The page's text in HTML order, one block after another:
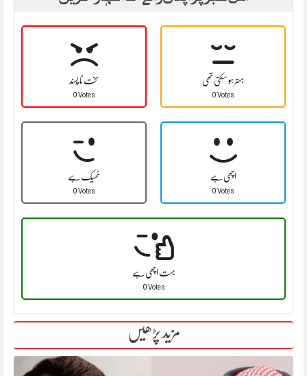
سخت نا پسند
0 Votes
بہتر ہو سکتی تھی
0 Votes
ٹھیک ہے
0 Votes
اچھی ہے
0 Votes
بہت اچھی ہے
0 Votes
مزید پڑھیں